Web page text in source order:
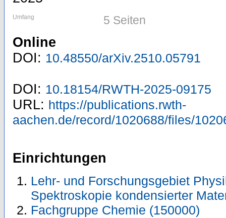
Umfang 5 Seiten
Online
DOI: 10.48550/arXiv.2510.05791
DOI: 10.18154/RWTH-2025-09175
URL: https://publications.rwth-
aachen.de/record/1020688/files/
Einrichtungen
Lehr- und Forschungsgebiet
Spektroskopie kondensierter
Fachgruppe Chemie (150000)